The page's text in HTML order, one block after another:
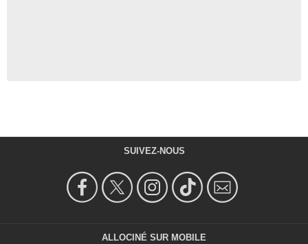
SUIVEZ-NOUS
ALLOCINÉ SUR MOBILE